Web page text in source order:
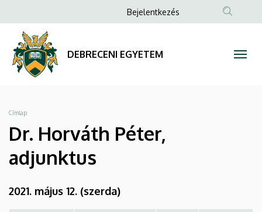
Horváth
Péter,
adjunktus
DEBRECENI
EGYETEM
a
tartalomra
Anonim
menüje
Bejelentkezés
DEBRECENI EGYETEM
Morzsa
Címlap
Dr. Horváth Péter,
adjunktus
2021. május 12. (szerda)